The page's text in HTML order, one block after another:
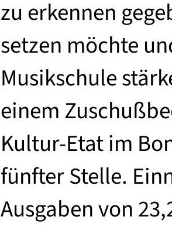
zu erkennen
setzen möchte
Musikschule
einem
Kultur-Etat im
fünfter Stelle.
Ausgaben von